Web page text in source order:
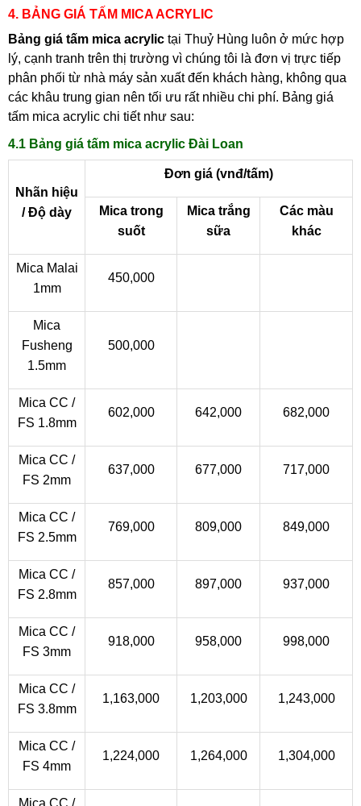
4. BẢNG GIÁ TẤM MICA ACRYLIC
Bảng giá tấm mica acrylic tại Thuỷ Hùng luôn ở mức hợp
lý, cạnh tranh trên thị trường vì chúng tôi là đơn vị trực tiếp
phân phối từ nhà máy sản xuất đến khách hàng, không qua
các khâu trung gian nên tối ưu rất nhiều chi phí. Bảng giá
tấm mica acrylic chi tiết như sau:
4.1 Bảng giá tấm mica acrylic Đài Loan
Nhãn hiệu
/ Độ dày
Đơn giá (vnđ/tấm)
Mica trong
suốt
Mica trắng
sữa
Các màu
khác
Mica Malai
1mm
450,000
Mica
Fusheng
1.5mm
500,000
Mica CC /
FS 1.8mm
602,000 642,000 682,000
Mica CC /
FS 2mm
637,000 677,000 717,000
Mica CC /
FS 2.5mm
769,000 809,000 849,000
Mica CC /
FS 2.8mm
857,000 897,000 937,000
Mica CC /
FS 3mm
918,000 958,000 998,000
Mica CC /
FS 3.8mm
1,163,000 1,203,000 1,243,000
Mica CC /
FS 4mm
1,224,000 1,264,000 1,304,000
Mica CC /